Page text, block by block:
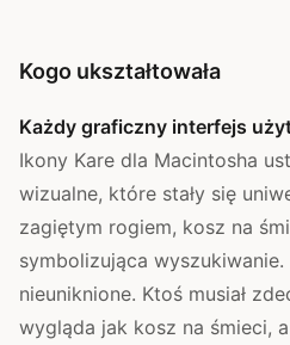
Kogo ukształtowała
Każdy graficzny interfejs
Ikony Kare dla Macintosha
wizualne, które stały się
zagiętym rogiem, kosz na
symbolizująca wyszukiwanie.
nieuniknione. Ktoś musiał
wygląda jak kosz na śmieci, a